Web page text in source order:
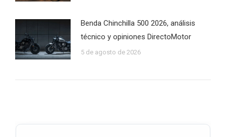
Benda Chinchilla 500 2026, análisis
técnico y opiniones DirectoMotor
5 de agosto de 2026